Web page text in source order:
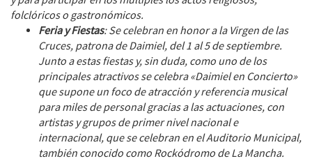
folclóricos o gastronómicos.
Feria y Fiestas: Se celebran en honor a la Virgen de las
Cruces, patrona de Daimiel, del 1 al 5 de septiembre.
Junto a estas fiestas y, sin duda, como uno de los
principales atractivos se celebra «Daimiel en Concierto»
que supone un foco de atracción y referencia musical
para miles de personal gracias a las actuaciones, con
artistas y grupos de primer nivel nacional e
internacional, que se celebran en el Auditorio Municipal,
también conocido como Rockódromo de La Mancha.